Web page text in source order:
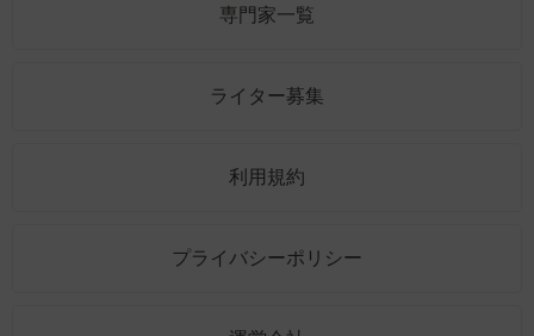
専門家一覧
ライター募集
利用規約
プライバシーポリシー